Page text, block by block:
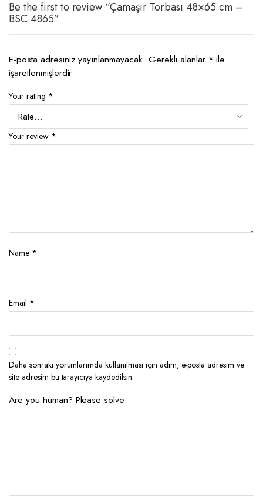
Be the first to review “Çamaşır Torbası 48×65 cm –
BSC 4865”
E-posta adresiniz yayınlanmayacak. Gerekli alanlar * ile
işaretlenmişlerdir
Your rating *
Your review *
Name *
Email *
Daha sonraki yorumlarımda kullanılması için adım, e-posta adresim ve
site adresim bu tarayıcıya kaydedilsin.
Are you human? Please solve: